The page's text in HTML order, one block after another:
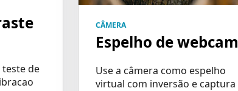
teste de
CÂMERA
Espelho de webcam
Use a câmera como espelho
virtual com inversão e captura